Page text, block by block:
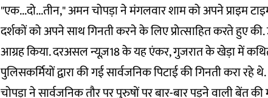
"एक...दो...तीन," अमन चोपड़ा ने मंगलवार शाम को अपने प्राइम
दर्शकों को अपने साथ गिनती करने के लिए प्रोत्साहित करते हुए
आग्रह किया. दरअसल न्यूज़18 के यह एंकर, गुजरात के खेड़ा में
पुलिसकर्मियों द्वारा की गई सार्वजनिक पिटाईकी गिनती करा रहे थे.
चोपड़ा ने सार्वजनिक तौर पर पुरुषों पर बार-बार पड़ने वाली बेंत की